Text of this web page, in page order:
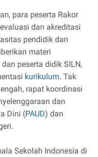
para peserta Rakor
dan akreditasi
pendidik dan
materi
dan peserta didik SILN,
kurikulum. Tak
rapat koordinasi
dan
Dini (PAUD) dan
Sekolah Indonesia di